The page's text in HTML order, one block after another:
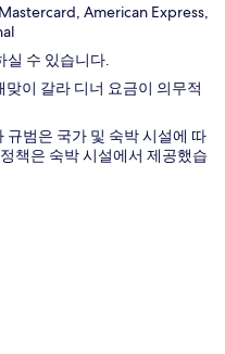
American Express,
실 수 있습니다.
맞이 갈라 디너 요금이 의무적
규범은 국가 및 숙박 시설에 따
책은 숙박 시설에서 제공했습